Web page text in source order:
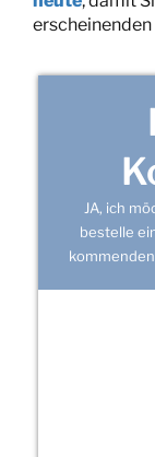
JA, ich
bestelle